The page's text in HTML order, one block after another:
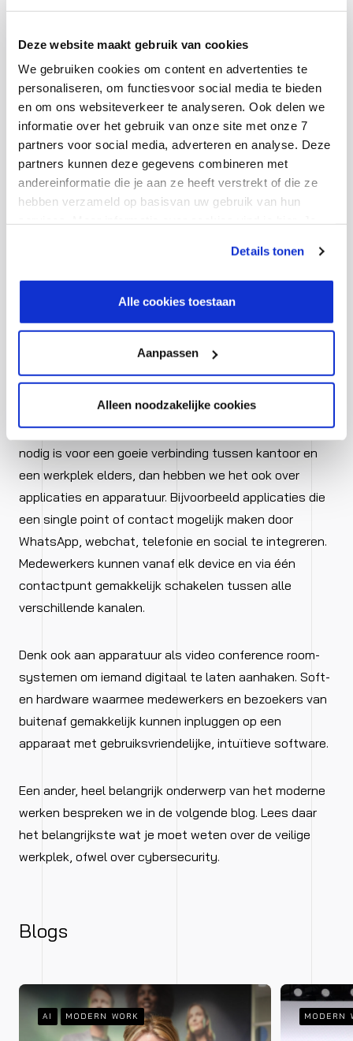
Deze website maakt gebruik van cookies
We gebruiken cookies om content en advertenties te
personaliseren, om functiesvoor social media te bieden
en om ons websiteverkeer te analyseren. Ook delen we
informatie over het gebruik van onze site met onze 7
partners voor social media, adverteren en analyse. Deze
partners kunnen deze gegevens combineren met
andereinformatie die je aan ze heeft verstrekt of die ze
hebben verzameld op basisvan uw gebruik van hun
aanpassen via de CO-knop linksonder. Lees meer over
hoe wij jouw gegevensverwerken in onze privacy- en
Details tonen
Alle cookies toestaan
Aanpassen
Alleen noodzakelijke cookies
Er zijn natuurlijk ook meer manieren het teamgevoel
behouden en te versterken. Organiseer bijvoorbeeld
een wekelijkse online ontbijtsessie, of spreek een
bepaalde dag in de maand af dat iedereen een paar uur
op kantoor is, bij bijvoorbeeld en vrijdagmiddagborrel.
Er zijn meer afspraken te maken voor een goeie
verbinding tussen kantoor en op afstand werken.
Wanneer ben je als afdeling bijvoorbeeld bereikbaar?
Tussen 8.30 uur en 17.00 uur? Of ga je andere tijden
en ‘openingstijden’ van de afdeling.
Applicaties en apparatuur
Als we het hebben over hybride werken, alles wat
nodig is voor een goeie verbinding tussen kantoor en
een werkplek elders, dan hebben we het ook over
applicaties en apparatuur. Bijvoorbeeld applicaties die
een single point of contact mogelijk maken door
WhatsApp, webchat, telefonie en social te integreren.
Medewerkers kunnen vanaf elk device en via één
contactpunt gemakkelijk schakelen tussen alle
verschillende kanalen.
Denk ook aan apparatuur als video conference room-
systemen om iemand digitaal te laten aanhaken. Soft-
en hardware waarmee medewerkers en bezoekers van
buitenaf gemakkelijk kunnen inpluggen op een
apparaat met gebruiksvriendelijke, intuïtieve software.
Een ander, heel belangrijk onderwerp van het moderne
werken bespreken we in de volgende blog. Lees daar
het belangrijkste wat je moet weten over de veilige
werkplek, ofwel over cybersecurity.
Blogs
AI MODERN WORK MODERN